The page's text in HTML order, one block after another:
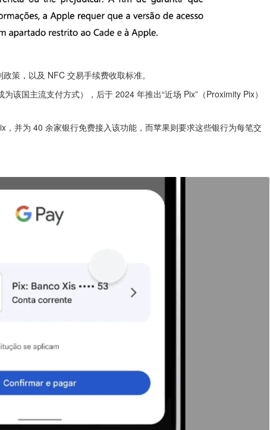
策，以及 NFC 交易手续费收取标准。
该国主流支付方式），后于 2024 年推出“近场 Pix”（Proximity Pix）
并为 40 余家银行免费接入该功能，而苹果则要求这些银行为每笔交